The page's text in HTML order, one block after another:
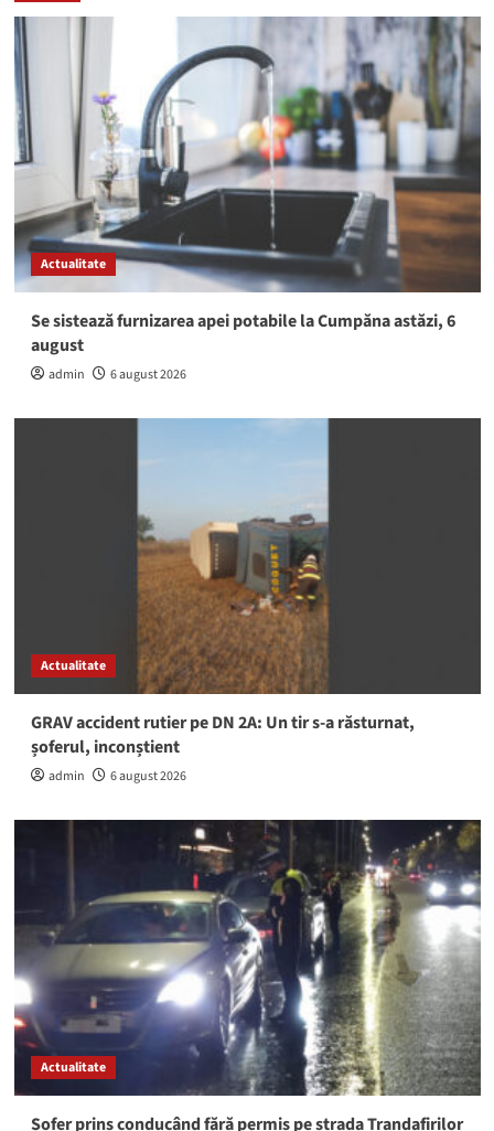
Actualitate
Se sistează furnizarea apei potabile la Cumpăna astăzi, 6
august
admin 6 august 2026
Actualitate
GRAV accident rutier pe DN 2A: Un tir s-a răsturnat,
șoferul, inconștient
admin 6 august 2026
Actualitate
Șofer prins conducând fără permis pe strada Trandafirilor